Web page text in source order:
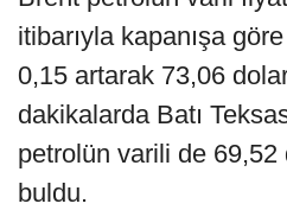
itibarıyla kapanışa
0,15 artarak 73,06
dakikalarda Batı
petrolün varili de 69,52
buldu.